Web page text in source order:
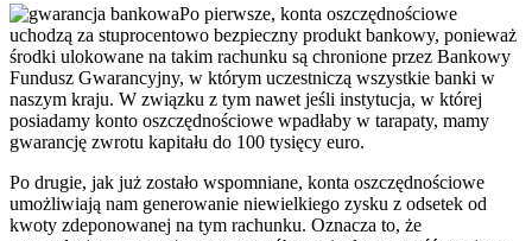
Po pierwsze, konta oszczędnościowe
uchodzą za stuprocentowo bezpieczny produkt bankowy, ponieważ
środki ulokowane na takim rachunku są chronione przez Bankowy
Fundusz Gwarancyjny, w którym uczestniczą wszystkie banki w
naszym kraju. W związku z tym nawet jeśli instytucja, w której
posiadamy konto oszczędnościowe wpadłaby w tarapaty, mamy
gwarancję zwrotu kapitału do 100 tysięcy euro.
Po drugie, jak już zostało wspomniane, konta oszczędnościowe
umożliwiają nam generowanie niewielkiego zysku z odsetek od
kwoty zdeponowanej na tym rachunku. Oznacza to, że